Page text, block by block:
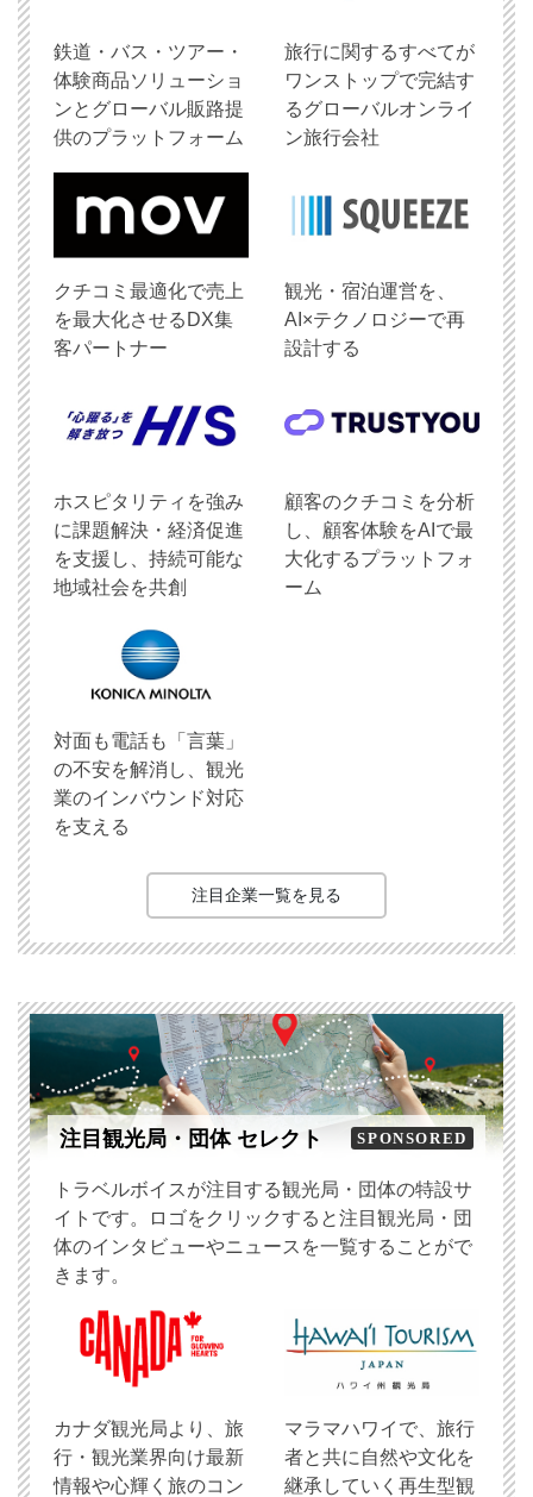
鉄道・バス・ツアー・
体験商品ソリューショ
ンとグローバル販路提
供のプラットフォーム
旅行に関するすべてが
ワンストップで完結す
るグローバルオンライ
ン旅行会社
クチコミ最適化で売上
を最大化させるDX集
客パートナー
観光・宿泊運営を、
AI×テクノロジーで再
設計する
ホスピタリティを強み
に課題解決・経済促進
を支援し、持続可能な
地域社会を共創
顧客のクチコミを分析
し、顧客体験をAIで最
大化するプラットフォ
ーム
対面も電話も「言葉」
の不安を解消し、観光
業のインバウンド対応
を支える
注目企業一覧を見る
注目観光局・団体 セレクト SPONSORED
トラベルボイスが注目する観光局・団体の特設サ
イトです。ロゴをクリックすると注目観光局・団
体のインタビューやニュースを一覧することがで
きます。
​カナダ観光局より、旅
行・観光業界向け最新
情報や心輝く旅のコン
マラマハワイで、旅行
者と共に自然や文化を
継承していく再生型観